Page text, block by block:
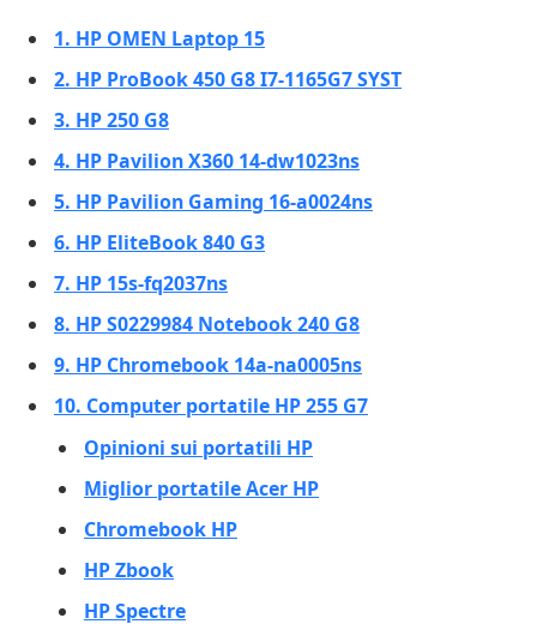
1. HP OMEN Laptop 15
2. HP ProBook 450 G8 I7-1165G7 SYST
3. HP 250 G8
4. HP Pavilion X360 14-dw1023ns
5. HP Pavilion Gaming 16-a0024ns
6. HP EliteBook 840 G3
7. HP 15s-fq2037ns
8. HP S0229984 Notebook 240 G8
9. HP Chromebook 14a-na0005ns
10. Computer portatile HP 255 G7
Opinioni sui portatili HP
Miglior portatile Acer HP
Chromebook HP
HP Zbook
HP Spectre